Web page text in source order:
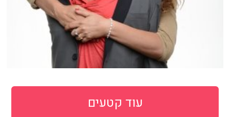
עוד קטעים